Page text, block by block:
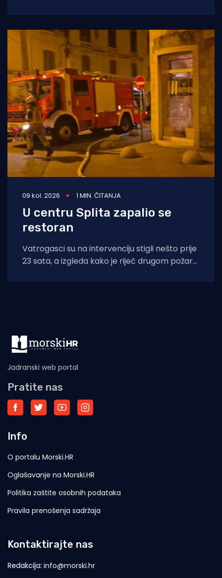
09 kol. 2026 1 MIN. ČITANJA
U centru Splita zapalio se
restoran
Vatrogasci su na intervenciju stigli nešto prije
23 sata, a izgleda kako je riječ drugom požaru
Jadranski web portal
Pratite nas
Info
O portalu Morski.HR
Oglašavanje na Morski.HR
Politika zaštite osobnih podataka
Pravila prenošenja sadržaja
Kontaktirajte nas
Redakcija: info@morski.hr